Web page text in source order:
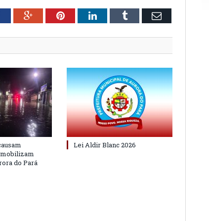
Google+PinterestLinkedInTumblr Email
do Pará
Lei Aldir Blanc 2026